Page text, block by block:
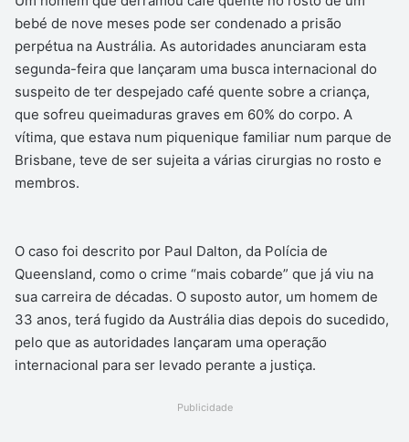
bebé de nove meses pode ser condenado a prisão
perpétua na Austrália. As autoridades anunciaram esta
segunda-feira que lançaram uma busca internacional do
suspeito de ter despejado café quente sobre a criança,
que sofreu queimaduras graves em 60% do corpo. A
vítima, que estava num piquenique familiar num parque de
Brisbane, teve de ser sujeita a várias cirurgias no rosto e
membros.
O caso foi descrito por Paul Dalton, da Polícia de
Queensland, como o crime “mais cobarde” que já viu na
sua carreira de décadas. O suposto autor, um homem de
33 anos, terá fugido da Austrália dias depois do sucedido,
pelo que as autoridades lançaram uma operação
internacional para ser levado perante a justiça.
Publicidade